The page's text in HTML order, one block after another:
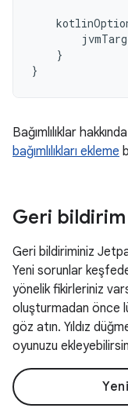
}
}
Bağımlılıklar
bağımlılıkları ekleme
Geri bildirim
Geri bildiriminiz
Yeni sorunlar
yönelik fikirleriniz
oluşturmadan önce
göz atın. Yıldız
oyunuzu